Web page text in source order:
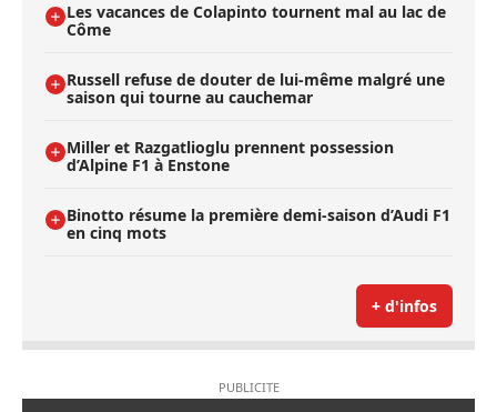
Les vacances de Colapinto tournent mal au lac de
Côme
Russell refuse de douter de lui-même malgré une
saison qui tourne au cauchemar
Miller et Razgatlioglu prennent possession
d’Alpine F1 à Enstone
Binotto résume la première demi-saison d’Audi F1
en cinq mots
+ d'infos